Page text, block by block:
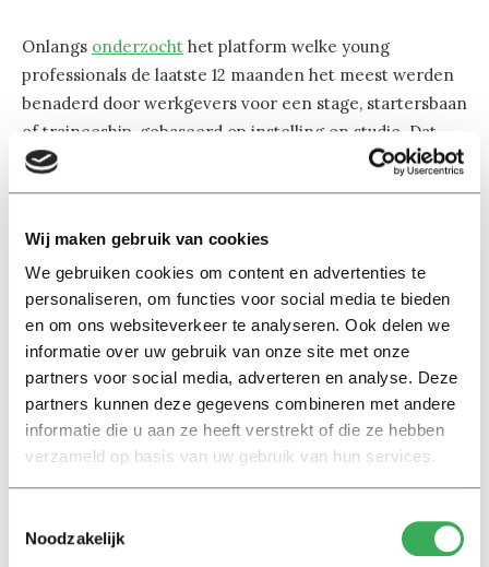
Wij maken gebruik van cookies
We gebruiken cookies om content en advertenties te
personaliseren, om functies voor social media te bieden
en om ons websiteverkeer te analyseren. Ook delen we
informatie over uw gebruik van onze site met onze
partners voor social media, adverteren en analyse. Deze
partners kunnen deze gegevens combineren met andere
informatie die u aan ze heeft verstrekt of die ze hebben
verzameld op basis van uw gebruik van hun services.
Noodzakelijk
Onlangs onderzocht het platform welke young
professionals de laatste 12 maanden het meest werden
benaderd door werkgevers voor een stage, startersbaan
of traineeship, gebaseerd op instelling en studie. Dat
bleken Tilburg University studenten te zijn met een
master Economics. In de top 50 die Magnet.me
Ook op de tweede plek prijkt de naam Tilburg, namelijk
de TIAS-opleiding Business Administration. En daarmee
zijn we er nog niet: op plek 29 staat de master Finance,
op 30 de master Information Management, op 33 de
master Strategic Management en tot slot op 44 de
master Data Science: Business and Governance.